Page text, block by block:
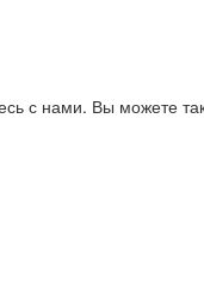
с нами. Вы можете